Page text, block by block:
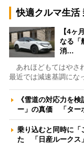
快適クルマ生活
【4ヶ
なる「
消…
あれほどもてはやさ
最近では減速基調にな
《雪道の対応力を
ー」の真価 「ター
乗り込むと同時に「
た 「日産ルークス